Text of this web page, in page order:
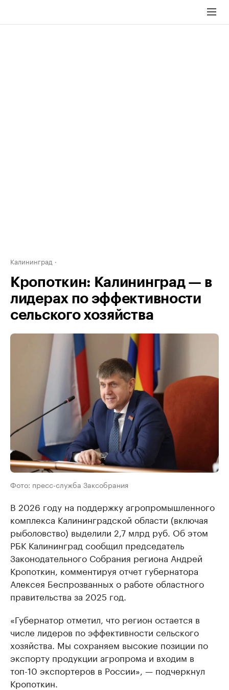
Калининград
Кропоткин: Калининград — в
лидерах по эффективности
сельского хозяйства
Фото: пресс-служба Заксобрания
В 2026 году на поддержку агропромышленного
комплекса Калининградской области (включая
рыболовство) выделили 2,7 млрд руб. Об этом
РБК Калининград сообщил председатель
Законодательного Собрания региона Андрей
Кропоткин, комментируя отчет губернатора
Алексея Беспрозванных о работе областного
правительства за 2025 год.
«Губернатор отметил, что регион остается в
числе лидеров по эффективности сельского
хозяйства. Мы сохраняем высокие позиции по
экспорту продукции агропрома и входим в
топ-10 экспортеров в России», — подчеркнул
Кропоткин.